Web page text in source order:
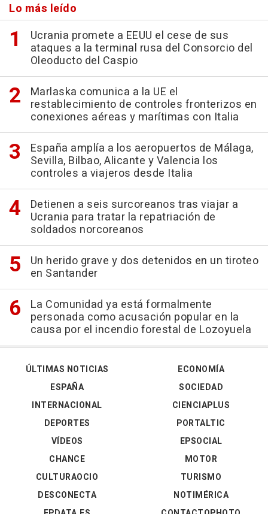
Lo más leído
Ucrania promete a EEUU el cese de sus
ataques a la terminal rusa del Consorcio del
Oleoducto del Caspio
Marlaska comunica a la UE el
restablecimiento de controles fronterizos en
conexiones aéreas y marítimas con Italia
España amplía a los aeropuertos de Málaga,
Sevilla, Bilbao, Alicante y Valencia los
controles a viajeros desde Italia
Detienen a seis surcoreanos tras viajar a
Ucrania para tratar la repatriación de
soldados norcoreanos
Un herido grave y dos detenidos en un tiroteo
en Santander
La Comunidad ya está formalmente
personada como acusación popular en la
causa por el incendio forestal de Lozoyuela
ÚLTIMAS NOTICIAS
ESPAÑA
INTERNACIONAL
DEPORTES
VÍDEOS
ECONOMÍA
SOCIEDAD
CIENCIAPLUS
PORTALTIC
EPSOCIAL
CHANCE
CULTURAOCIO
DESCONECTA
MOTOR
TURISMO
NOTIMÉRICA